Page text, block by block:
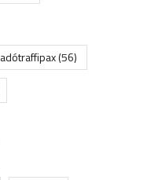
adótraffipax(56)